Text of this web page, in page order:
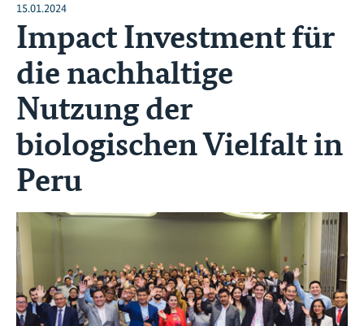
15.01.2024
Impact Investment für
die nachhaltige
Nutzung der
biologischen Vielfalt in
Peru